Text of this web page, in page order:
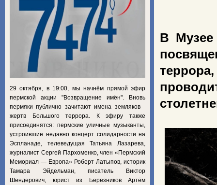
В Музее
29 октября, в 19:00, мы начнём прямой эфир
пермской акции "Возвращение имён". Вновь
пермяки публично зачитают имена земляков -
жертв Большого террора. К эфиру также
присоединятся: пермские уличные музыканты,
устроившие недавно концерт солидарности на
Эспланаде, телеведущая Татьяна Лазарева,
журналист Сергей Пархоменко, член «Пермский
Мемориал — Европа» Роберт Латыпов, историк
Тамара Эйдельман, писатель Виктор
Шендерович, юрист из Березников Артём